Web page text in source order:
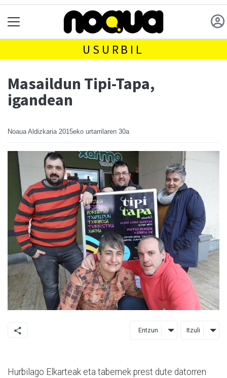
USURBIL
Masaildun Tipi-Tapa,
igandean
Noaua Aldizkaria 2015eko urtarrilaren 30a
Entzun Itzuli
Hurbilago Elkarteak eta tabernek prest dute datorren